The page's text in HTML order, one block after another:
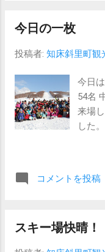
す。
て下
いな
お客
を開
ませ
今日の一枚
投稿者: 知床斜里町観
今日
54名
来場
した。
コメントを投稿
スキー場快晴！